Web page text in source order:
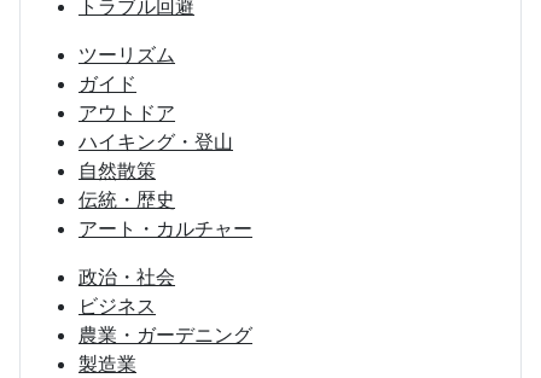
トラブル回避
ツーリズム
ガイド
アウトドア
ハイキング・登山
自然散策
伝統・歴史
アート・カルチャー
政治・社会
ビジネス
農業・ガーデニング
製造業